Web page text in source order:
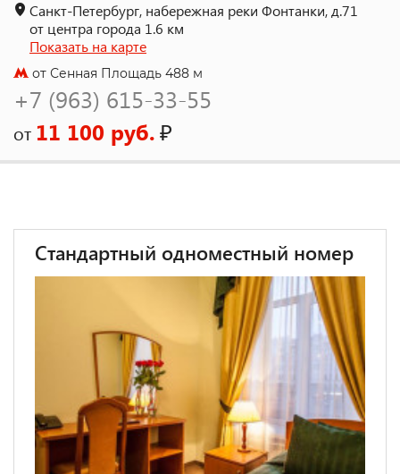
Санкт-Петербург, набережная реки Фонтанки, д.71
от центра города 1.6 км
Показать на карте
от Сенная Площадь 488 м
+7 (963) 615-33-55
от 11 100 руб.₽
Стандартный одноместный номер